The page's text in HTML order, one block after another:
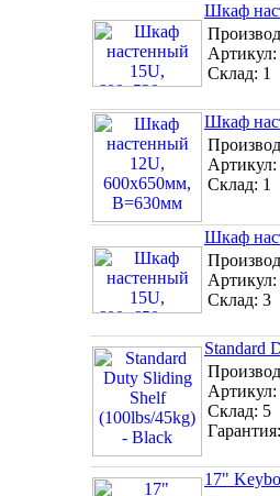
Шкаф
Артикул:
Склад: 1
Шкаф
Артикул:
Склад: 1
Шкаф
Артикул:
Склад: 3
Standard
Артикул:
Склад: 5
17"